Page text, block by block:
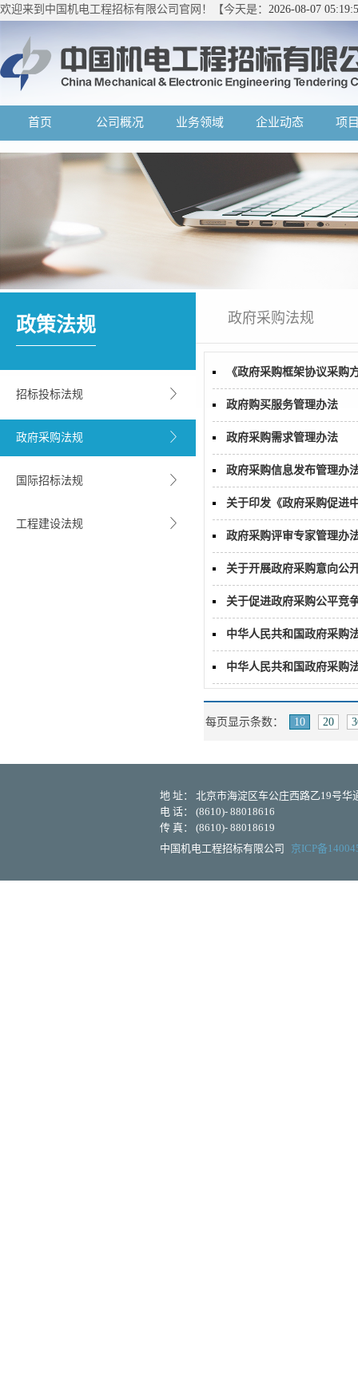
欢迎来到中国机电工程招标有限公司官网！【今天是： 2026-08-07
首页 公司概况 业务领域 企业动态 项
政策法规
招标投标法规
政府采购法规
国际招标法规
工程建设法规
政府采购法规
《政府采购框架协议采购
政府购买服务管理办法
政府采购需求管理办法
政府采购信息发布管理办
关于印发《政府采购促进
政府采购评审专家管理办
关于开展政府采购意向公
关于促进政府采购公平竞
中华人民共和国政府采购
中华人民共和国政府采购
每页显示条数： 10 20
地 址： 北京市海淀区车公庄西路乙19号华
电 话： (8610)- 88018616
传 真： (8610)- 88018619
中国机电工程招标有限公司
京ICP备